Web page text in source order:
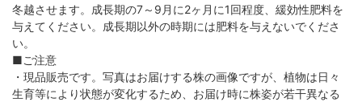
冬越させます。成長期の7～9月に2ヶ月に1回程度、緩効性肥料を
与えてください。成長期以外の時期には肥料を与えないでくださ
い。
■ご注意
・現品販売です。写真はお届けする株の画像ですが、植物は日々
生育等により状態が変化するため、お届け時に株姿が若干異なる